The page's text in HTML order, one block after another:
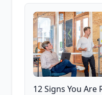
12 Signs You Are